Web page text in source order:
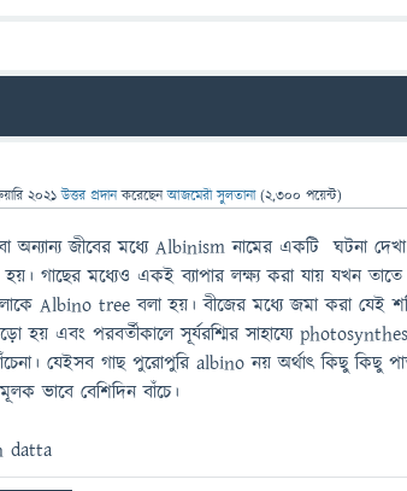
2021 উত্তর প্রদান করেছেনআজমেরী সুলতানা (2,300 পয়েন্ট)
অন্যান্য জীবের মধ্যে Albinism নামের একটি ঘটনা
হয়। গাছের মধ্যেও একই ব্যাপার লক্ষ্য করা যায় যখন
Albino tree বলা হয়। বীজের মধ্যে জমা করা যেই
হয় এবং পরবর্তীকালে সূর্যরশ্মির সাহায্যে
যেইসব গাছ পুরোপুরি albino নয় অর্থাৎ কিছু কিছু
ভাবে বেশিদিন বাঁচে।
datta